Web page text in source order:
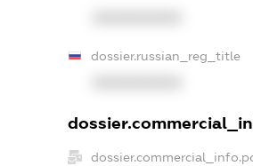
dossier.russian_reg_title